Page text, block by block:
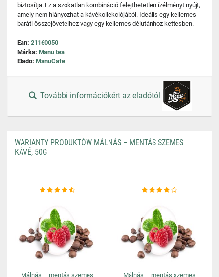
biztosítja. Ez a szokatlan kombináció felejthetetlen ízélményt nyújt,
amely nem hiányozhat a kávékollekciójából. Ideális egy kellemes
baráti összejövetelhez vagy egy kellemes délutánhoz kettesben.
Ean: 21160050
Márka: Manu tea
Eladó: ManuCafe
További információkért az eladótól
WARIANTY PRODUKTÓW MÁLNÁS – MENTÁS SZEMES
KÁVÉ, 50G
Málnás – mentás szemes
Málnás – mentás szemes